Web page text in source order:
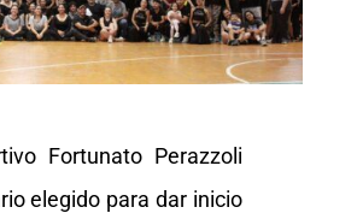
Fortunato Perazzoli
elegido para dar inicio